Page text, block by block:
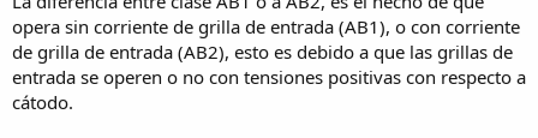
opera sin corriente de grilla de entrada (AB1), o con corriente
de grilla de entrada (AB2), esto es debido a que las grillas de
entrada se operen o no con tensiones positivas con respecto a
cátodo.